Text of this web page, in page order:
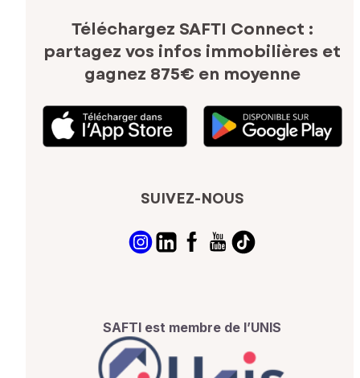
Téléchargez SAFTI Connect :
partagez vos infos immobilières et
gagnez 875€ en moyenne
SUIVEZ-NOUS
SAFTI est membre de l’UNIS